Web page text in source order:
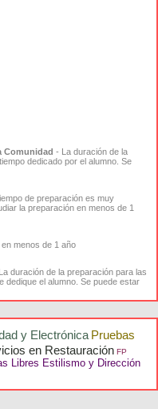
Comunidad - La duración de la
dedicado por el alumno. Se
de preparación es muy
la preparación en menos de 1
menos de 1 año
duración de la preparación para las
dedique el alumno. Se puede estar
y Electrónica Pruebas
en Restauración FP
Libres Estilismo y Dirección